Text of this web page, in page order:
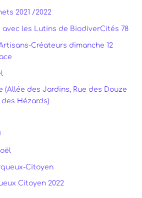
2021 /2022
avec les Lutins de BiodiverCités 78
Créateurs dimanche 12
(Allée des Jardins, Rue des Douze
Hézards)
Citoyen
Citoyen 2022